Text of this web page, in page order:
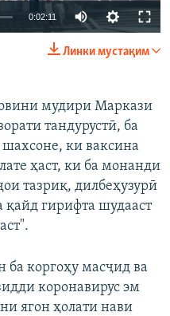
0:02:11
Линки мустақим
мудири Маркази
тандурустӣ, ба
ки ваксина
ҳаст, ки ба монанди
тазриқ, дилбеҳузурӣ
гирифта шудааст
коргоҳу масҷид ва
коронавирус эм
ягон ҳолати нави